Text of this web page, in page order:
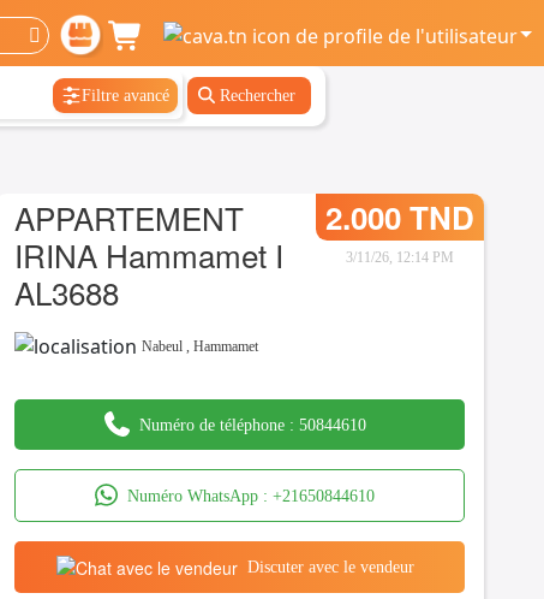
Filtre avancé Rechercher
APPARTEMENT
IRINA Hammamet I
AL3688
2.000 TND
3/11/26, 12:14 PM
Nabeul ,Hammamet
Numéro de téléphone : 50844610
Numéro WhatsApp : +21650844610
Discuter avec le vendeur